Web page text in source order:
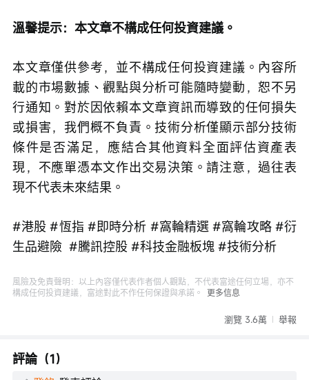
溫馨提示：本文章不構成任何投資建議。
本文章僅供參考，並不構成任何投資建議。內容所
載的市場數據、觀點與分析可能隨時變動，恕不另
行通知。對於因依賴本文章資訊而導致的任何損失
或損害，我們概不負責。技術分析僅顯示部分技術
條件是否滿足，應結合其他資料全面評估資產表
現，不應單憑本文作出交易決策。請注意，過往表
現不代表未來結果。
#港股 #恆指 #即時分析 #窩輪精選 #窩輪攻略 #衍
生品避險  #騰訊控股 #科技金融板塊 #技術分析
風險及免責聲明：以上內容僅代表作者個人觀點，不代表富途任何立場，亦不
構成任何投資建議，富途對此不作任何保證與承諾。
更多信息
瀏覽 3.6萬 舉報
評論（1）